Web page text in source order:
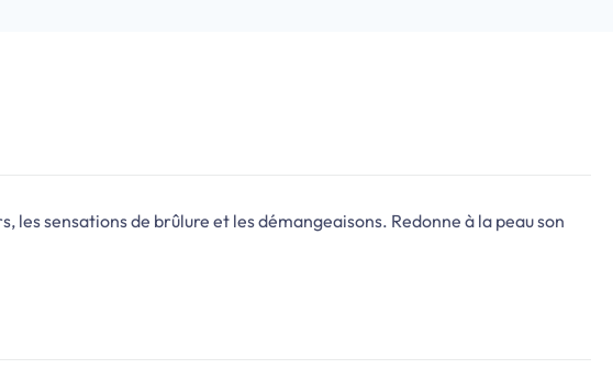
sensations de brûlure et les démangeaisons. Redonne à la peau son